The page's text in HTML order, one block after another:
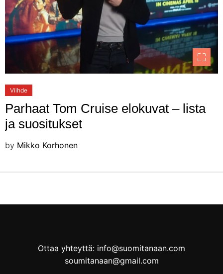
Viihde
Parhaat Tom Cruise elokuvat – lista
ja suositukset
by Mikko Korhonen
Ottaa yhteyttä: info@suomitanaan.com
soumitanaan@gmail.com